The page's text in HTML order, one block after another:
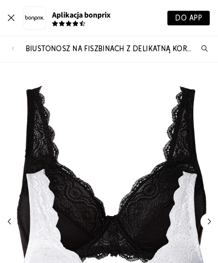
Aplikacja bonprix DO APP
BIUSTONOSZ NA FISZBINACH Z DELIKATNĄ KORONKĄ (2 SZT.)